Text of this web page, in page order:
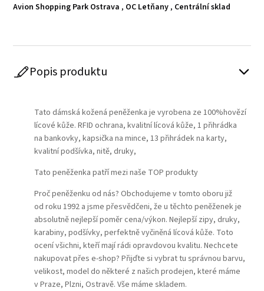
Avion Shopping Park Ostrava , OC Letňany , Centrální sklad
Popis produktu
Play
Tato dámská kožená peněženka je vyrobena ze 100%hovězí
lícové kůže. RFID ochrana, kvalitní lícová kůže, 1 přihrádka
na bankovky, kapsička na mince, 13 přihrádek na karty,
kvalitní podšívka, nitě, druky,
Tato peněženka patří mezi naše TOP produkty
Proč peněženku od nás? Obchodujeme v tomto oboru již
od roku 1992 a jsme přesvědčeni, že u těchto peněženek je
absolutně nejlepší poměr cena/výkon. Nejlepší zipy, druky,
karabiny, podšívky, perfektně vyčiněná lícová kůže. Toto
ocení všichni, kteří mají rádi opravdovou kvalitu. Nechcete
nakupovat přes e-shop? Přijďte si vybrat tu správnou barvu,
velikost, model do některé z našich prodejen, které máme
v Praze, Plzni, Ostravě. Vše máme skladem.